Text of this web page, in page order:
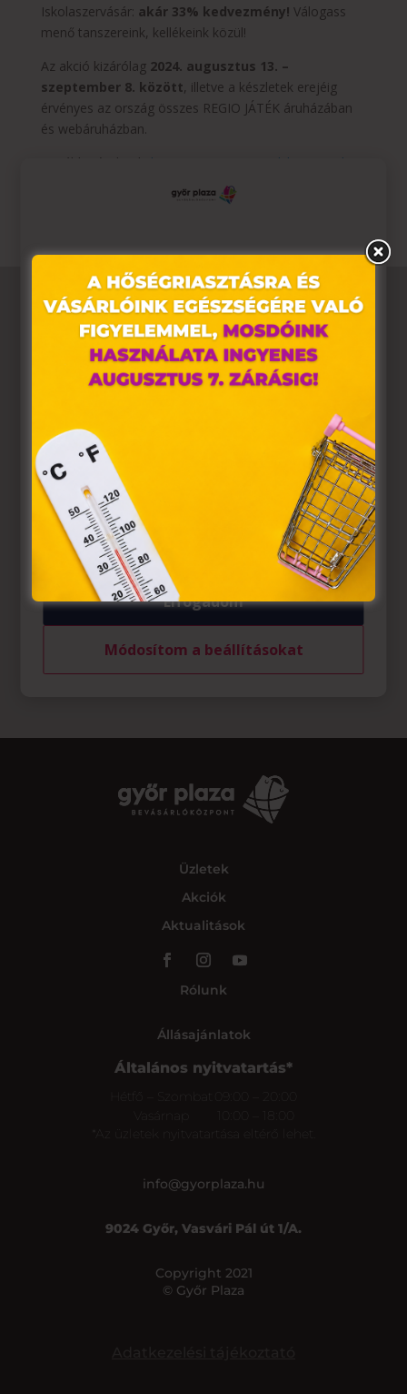
Iskolaszervásár: akár 33% kedvezmény! Válogass
menő tanszereink, kellékeink közül!
Az akció kizárólag 2024. augusztus 13. –
szeptember 8. között, illetve a készletek erejéig
érvényes az ország összes REGIO JÁTÉK áruházában
és webáruházban.
További részletek: https://www.regiojatek.hu/termek-
Üzletek
Akciók
Aktualitások
Rólunk
Állásajánlatok
Általános nyitvatartás*
*Az üzletek nyitvatartása eltérő lehet.
info@gyorplaza.hu
9024 Győr, Vasvári Pál út 1/A.
Copyright 2021
© Győr Plaza
Ez az oldal sütiket használ
Weboldalunkon „cookie"-kat (továbbiakban „süti")
alkalmazunk. Ezek olyan fájlok, melyek információt
tárolnak webes böngészőjében. Ehhez az Ön
hozzájárulása szükséges.
A „sütiket" az elektronikus hírközlésről szóló 2003. évi C.
törvény, az elektronikus kereskedelmi szolgáltatások, az
információs társadalommal összefüggő szolgáltatások
egyes kérdéseiről szóló 2001. évi CVIII. törvény, valamint
az Európai Unió előírásainak megfelelően használjuk.
Azon weblapoknak, melyek az Európai Unió országain
belül működnek, a „sütik" használatához, és ezeknek a
felhasználó számítógépén vagy egyéb eszközén történő
tárolásához a felhasználók hozzájárulását kell kérniük.
Elfogadom
Módosítom a beállításokat